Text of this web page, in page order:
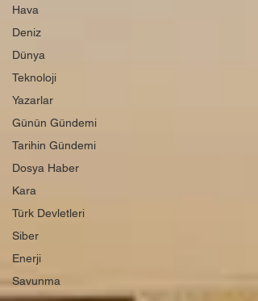
Hava
Deniz
Dünya
Teknoloji
Yazarlar
Günün Gündemi
Tarihin Gündemi
Dosya Haber
Kara
Türk Devletleri
Siber
Enerji
Savunma